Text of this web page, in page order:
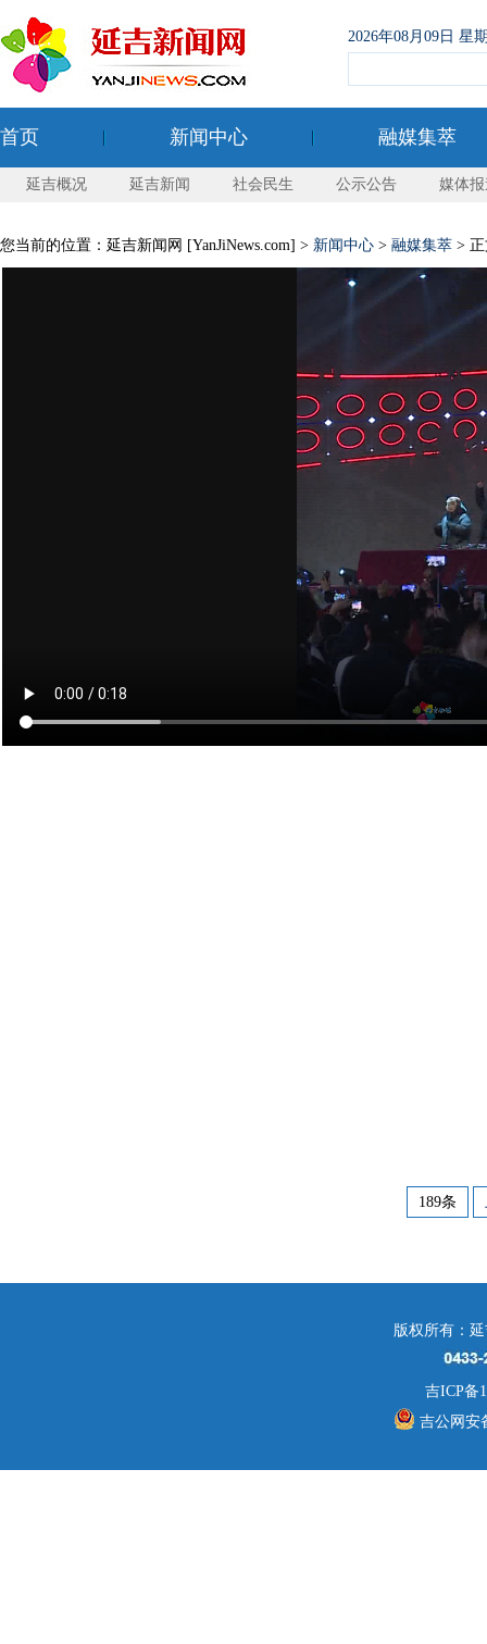
2026年08月09日 星
首页 新闻中心 融媒集萃
延吉概况 延吉新闻 社会民生 公示公告 媒体
您当前的位置：延吉新闻网 [YanJiNews.com] > 新闻中心 > 融媒集萃 >
189条
版权所有：
吉ICP备
吉公网安